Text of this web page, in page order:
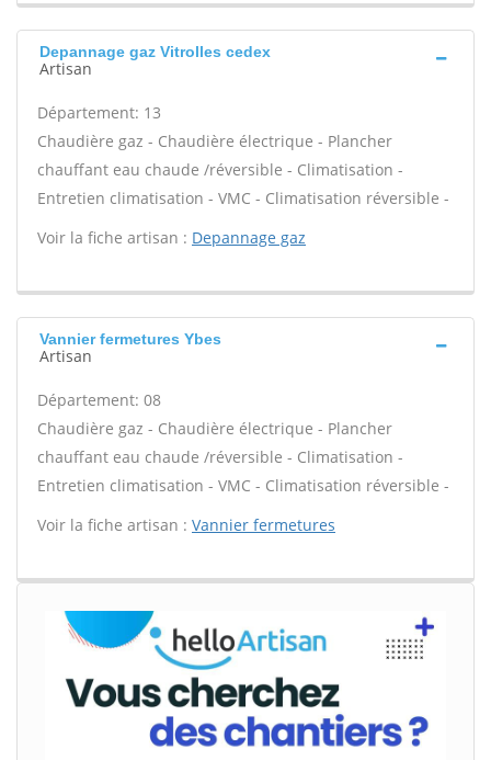
Depannage gaz Vitrolles cedex
Artisan
Département: 13
Chaudière gaz - Chaudière électrique - Plancher
chauffant eau chaude /réversible - Climatisation -
Entretien climatisation - VMC - Climatisation réversible -
Voir la fiche artisan : Depannage gaz
Vannier fermetures Ybes
Artisan
Département: 08
Chaudière gaz - Chaudière électrique - Plancher
chauffant eau chaude /réversible - Climatisation -
Entretien climatisation - VMC - Climatisation réversible -
Voir la fiche artisan : Vannier fermetures